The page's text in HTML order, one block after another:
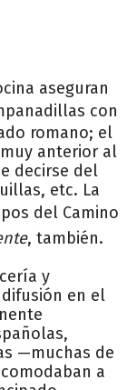
aseguran
con
romano; el
anterior al
decirse del
etc. La
del Camino
, también.
y
en el
—muchas de
a